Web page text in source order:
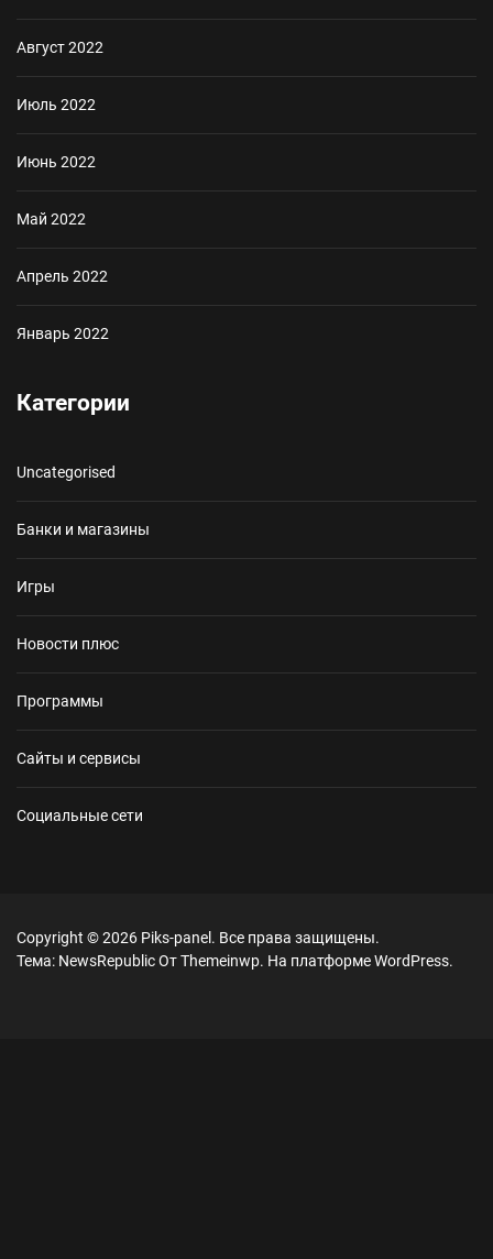
Август 2022
Июль 2022
Июнь 2022
Май 2022
Апрель 2022
Январь 2022
Категории
Uncategorised
Банки и магазины
Игры
Новости плюс
Программы
Сайты и сервисы
Социальные сети
Copyright © 2026 Piks-panel. Все права защищены.
Тема: NewsRepublic ОтThemeinwp. На платформеWordPress.